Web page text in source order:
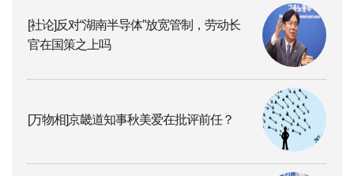
[社论]反对“湖南半导体”放宽管制，劳动长
官在国策之上吗
[万物相]京畿道知事秋美爱在批评前任？